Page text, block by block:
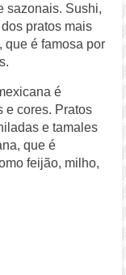
sazonais. Sushi,
pratos mais
que é famosa por
é
e cores. Pratos
e tamales
que é
feijão, milho,